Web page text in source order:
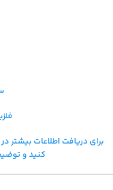
برای دریافت اطلاعات بیشتر در
کنید و